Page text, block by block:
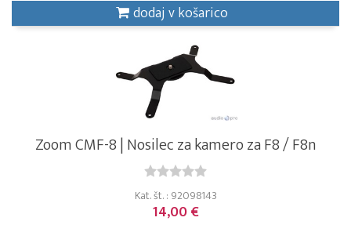
dodaj v košarico
Zoom CMF-8 | Nosilec za kamero za F8 / F8n
Kat. št. : 92098143
14,00 €